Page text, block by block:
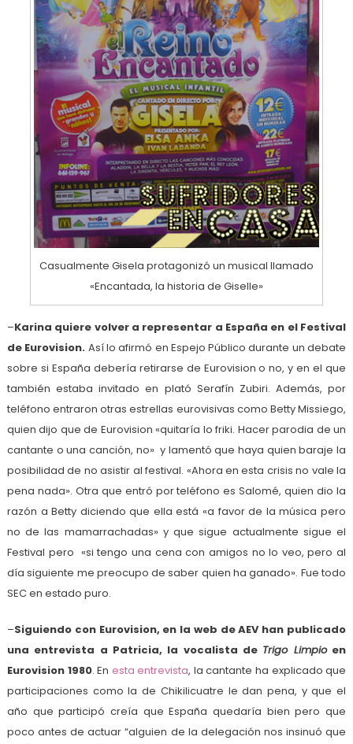
Casualmente Gisela protagonizó un musical llamado
«Encantada, la historia de Giselle»
–Karina quiere volver a representar a España en el Festival
de Eurovision. Así lo afirmó en Espejo Público durante un debate
sobre si España debería retirarse de Eurovision o no, y en el que
también estaba invitado en plató Serafín Zubiri. Además, por
teléfono entraron otras estrellas eurovisivas como Betty Missiego,
quien dijo que de Eurovision «quitaría lo friki. Hacer parodia de un
cantante o una canción, no» y lamentó que haya quien baraje la
posibilidad de no asistir al festival. «Ahora en esta crisis no vale la
pena nada». Otra que entró por teléfono es Salomé, quien dio la
razón a Betty diciendo que ella está «a favor de la música pero
no de las mamarrachadas» y que sigue actualmente sigue el
Festival pero «si tengo una cena con amigos no lo veo, pero al
día siguiente me preocupo de saber quien ha ganado». Fue todo
SEC en estado puro.
–Siguiendo con Eurovision, en la web de AEV han publicado
una entrevista a Patricia, la vocalista de Trigo Limpioen
Eurovision 1980. En esta entrevista, la cantante ha explicado que
participaciones como la de Chikilicuatre le dan pena, y que el
año que participó creía que España quedaría bien pero que
poco antes de actuar “alguien de la delegación nos insinuó que